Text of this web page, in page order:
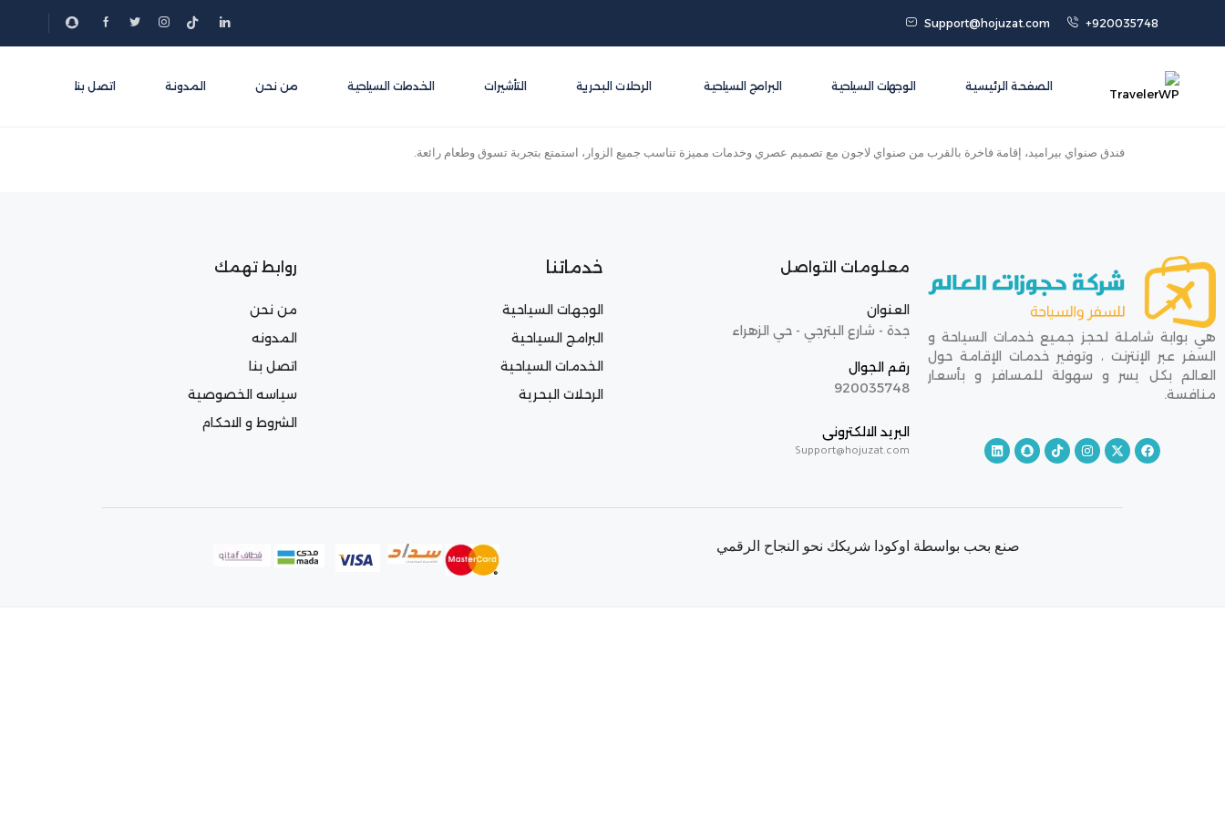
+920035748
Support@hojuzat.com
الصفحة الرئيسية الوجهات السياحية البرامج السياحية الرحلات البحرية التأشيرات الخدمات السياحية من نحن المدونة اتصل بنا
فندق صنواي بيراميد، إقامة فاخرة بالقرب من صنواي لاجون مع تصميم عصري وخدمات مميزة تناسب جميع الزوار، استمتع بتجربة تسوق وطعام رائعة.
هي بوابة شاملة لحجز جميع خدمات السياحة و
السفر عبر الإنترنت ، وتوفير خدمات الإقامة حول
العالم بكل يسر و سهولة للمسافر و بأسعار
منافسة.
معلومات التواصل
العنوان
جدة - شارع البترجي - حي الزهراء
رقم الجوال
920035748
البريد الالكترونى
Support@hojuzat.com
خدماتنا
الوجهات السياحية
البرامج السياحية
الخدمات السياحية
الرحلات البحرية
روابط تهمك
من نحن
المدونه
اتصل بنا
سياسه الخصوصية
الشروط و الاحكام
صنع بحب بواسطة اوكودا شريكك نحو النجاح الرقمي